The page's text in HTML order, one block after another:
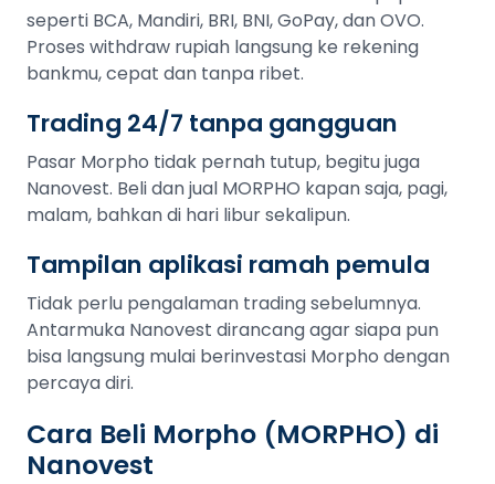
seperti BCA, Mandiri, BRI, BNI, GoPay, dan OVO.
Proses withdraw rupiah langsung ke rekening
bankmu, cepat dan tanpa ribet.
Trading 24/7 tanpa gangguan
Pasar Morpho tidak pernah tutup, begitu juga
Nanovest. Beli dan jual MORPHO kapan saja, pagi,
malam, bahkan di hari libur sekalipun.
Tampilan aplikasi ramah pemula
Tidak perlu pengalaman trading sebelumnya.
Antarmuka Nanovest dirancang agar siapa pun
bisa langsung mulai berinvestasi Morpho dengan
percaya diri.
Cara Beli Morpho (MORPHO) di
Nanovest